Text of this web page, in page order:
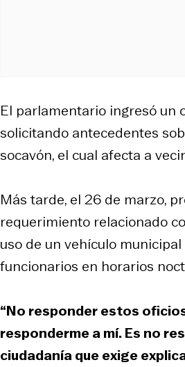
El parlamentario ingresó un
solicitando antecedentes
socavón, el cual afecta a
Más tarde, el 26 de marzo,
requerimiento relacionado
uso de un vehículo
funcionarios en horarios
“No responder estos
responderme a mí. Es no
ciudadanía que exige